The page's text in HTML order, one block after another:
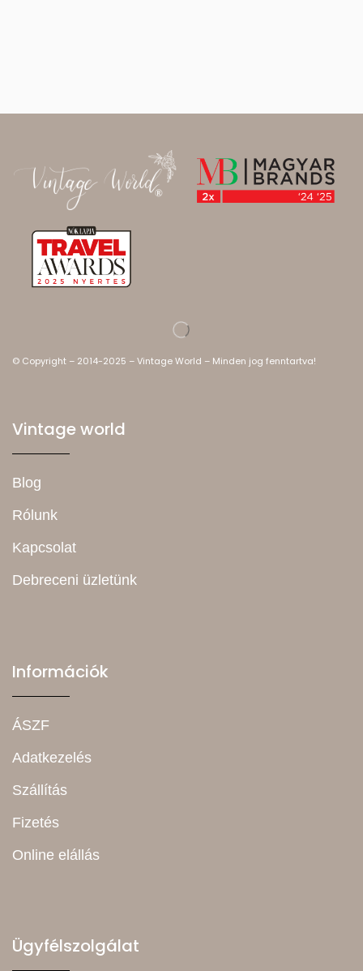
© Copyright – 2014-2025 – Vintage World – Minden jog fenntartva!
Vintage world
Blog
Rólunk
Kapcsolat
Debreceni üzletünk
Információk
ÁSZF
Adatkezelés
Szállítás
Fizetés
Online elállás
Ügyfélszolgálat